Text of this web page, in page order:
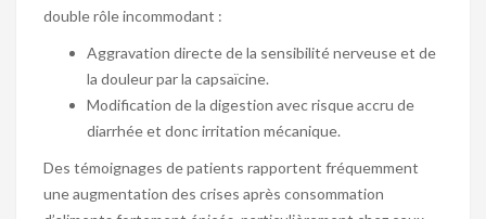
double rôle incommodant :
Aggravation directe de la sensibilité nerveuse et de
la douleur par la capsaïcine.
Modification de la digestion avec risque accru de
diarrhée et donc irritation mécanique.
Des témoignages de patients rapportent fréquemment
une augmentation des crises après consommation